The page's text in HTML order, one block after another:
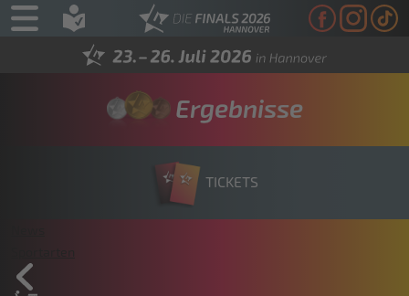
Ergebnisse
TICKETS